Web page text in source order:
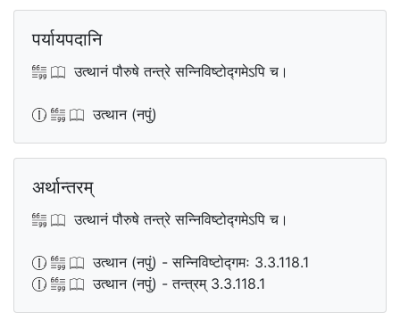
पर्यायपदानि
उत्थानं पौरुषे तन्त्रे सन्निविष्टोद्गमेऽपि च।
उत्थान (नपुं)
अर्थान्तरम्
उत्थानं पौरुषे तन्त्रे सन्निविष्टोद्गमेऽपि च।
उत्थान (नपुं) - सन्निविष्टोद्गमः 3.3.118.1
उत्थान (नपुं) - तन्त्रम् 3.3.118.1